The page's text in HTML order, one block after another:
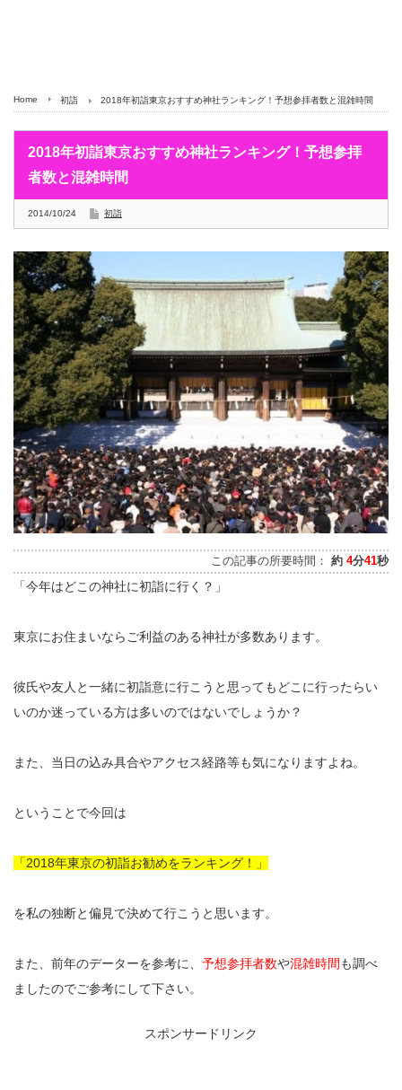
Home 初詣 2018年初詣東京おすすめ神社ランキング！予想参拝者数と混雑時間
2018年初詣東京おすすめ神社ランキング！予想参拝
者数と混雑時間
2014/10/24 初詣
この記事の所要時間： 約 4分41秒
「今年はどこの神社に初詣に行く？」
東京にお住まいならご利益のある神社が多数あります。
彼氏や友人と一緒に初詣意に行こうと思ってもどこに行ったらい
いのか迷っている方は多いのではないでしょうか？
また、当日の込み具合やアクセス経路等も気になりますよね。
ということで今回は
「2018年東京の初詣お勧めをランキング！」
を私の独断と偏見で決めて行こうと思います。
また、前年のデーターを参考に、 予想参拝者数や混雑時間 も調べ
ましたのでご参考にして下さい。
スポンサードリンク